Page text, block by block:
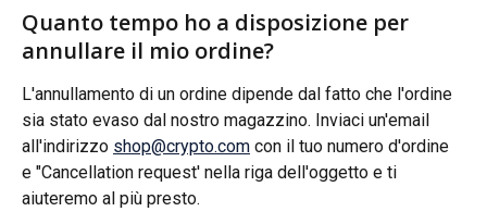
Quanto tempo ho a disposizione per
annullare il mio ordine?
L'annullamento di un ordine dipende dal fatto che l'ordine
sia stato evaso dal nostro magazzino. Inviaci un'email
all'indirizzo shop@crypto.com con il tuo numero d'ordine
e "Cancellation request' nella riga dell'oggetto e ti
aiuteremo al più presto.